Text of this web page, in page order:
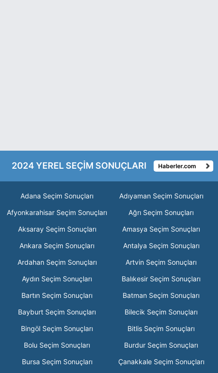
2024 YEREL SEÇİM SONUÇLARI Haberler.com
Adana Seçim Sonuçları
Adıyaman Seçim Sonuçları
Afyonkarahisar Seçim Sonuçları
Ağrı Seçim Sonuçları
Aksaray Seçim Sonuçları
Amasya Seçim Sonuçları
Ankara Seçim Sonuçları
Antalya Seçim Sonuçları
Ardahan Seçim Sonuçları
Artvin Seçim Sonuçları
Aydın Seçim Sonuçları
Balıkesir Seçim Sonuçları
Bartın Seçim Sonuçları
Batman Seçim Sonuçları
Bayburt Seçim Sonuçları
Bilecik Seçim Sonuçları
Bingöl Seçim Sonuçları
Bitlis Seçim Sonuçları
Bolu Seçim Sonuçları
Burdur Seçim Sonuçları
Bursa Seçim Sonuçları
Çanakkale Seçim Sonuçları